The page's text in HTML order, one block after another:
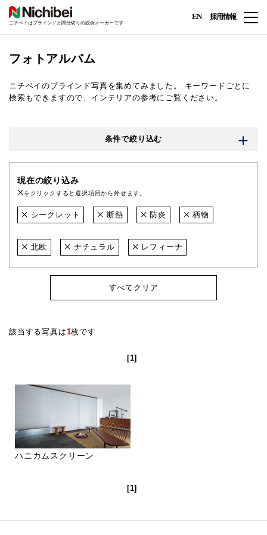
ニチベイはブラインドと間仕切りの総合メーカーです
EN 採用情報
フォトアルバム
ニチベイのブラインド写真を集めてみました。
キーワードごとに
検索もできますので、インテリアの参考にご覧ください。
条件で絞り込む
現在の絞り込み
をクリックすると選択項目から外せます。
シークレット 断熱 防炎 柄物
北欧 ナチュラル レフィーナ
すべてクリア
該当する写真は1枚です
[1]
ハニカムスクリーン
[1]